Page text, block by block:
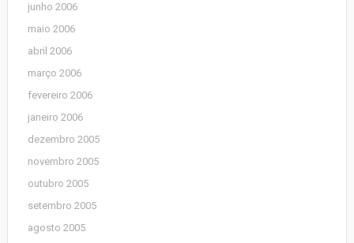
junho 2006
maio 2006
abril 2006
março 2006
fevereiro 2006
janeiro 2006
dezembro 2005
novembro 2005
outubro 2005
setembro 2005
agosto 2005